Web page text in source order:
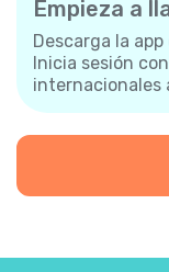
Empieza a
Descarga la
Inicia sesión
internacionales